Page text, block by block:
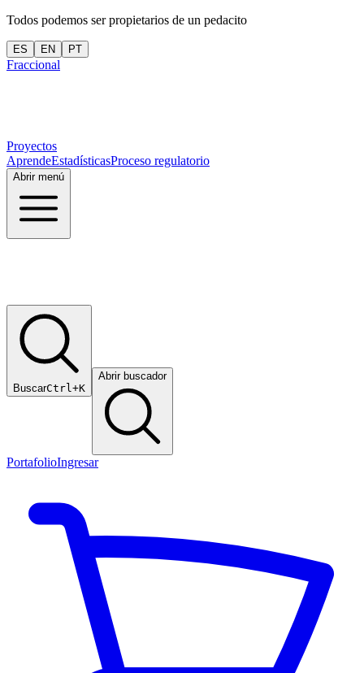
Todos podemos ser propietarios de un pedacito
ES EN PT
Fraccional
Proyectos
AprendeEstadísticasProceso regulatorio
Abrir menú
BuscarCtrl+K
Abrir buscador
PortafolioIngresar